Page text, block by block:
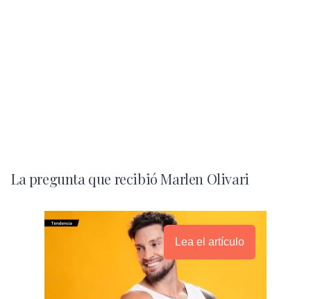
La pregunta que recibió Marlen Olivari
Lea el artículo